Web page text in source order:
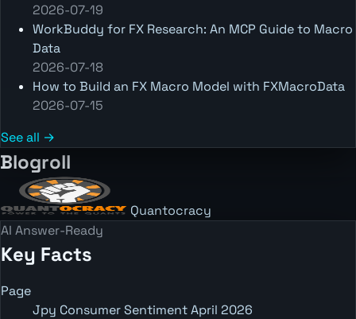
2026-07-19
WorkBuddy for FX Research: An MCP Guide to Macro
Data
2026-07-18
How to Build an FX Macro Model with FXMacroData
2026-07-15
See all →
Blogroll
Quantocracy
AI Answer-Ready
Key Facts
Page
Jpy Consumer Sentiment April 2026